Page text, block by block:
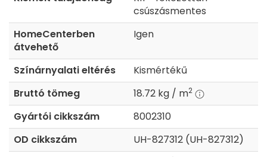
csúszásmentes
HomeCenterben
átvehető
Igen
Színárnyalati eltérés
Kismértékű
Bruttó tömeg
18.72 kg / m2
Gyártói cikkszám
8002310
OD cikkszám
UH-827312 (UH-827312)